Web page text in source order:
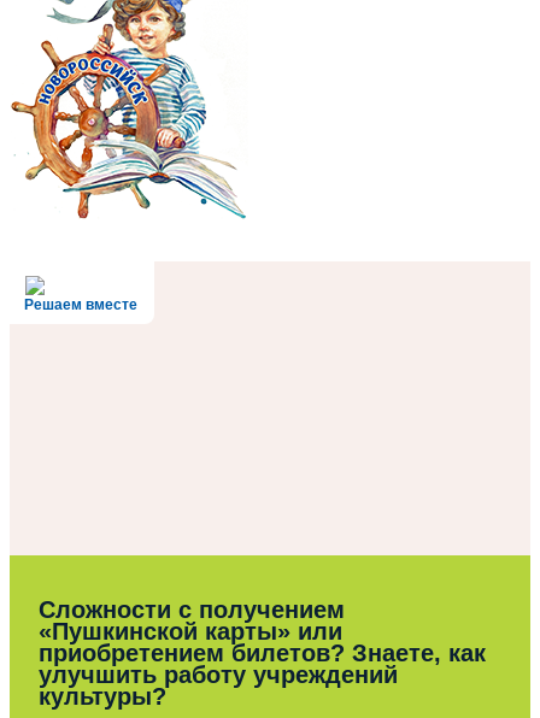
Решаем вместе
Сложности с получением
«Пушкинской карты» или
приобретением билетов? Знаете, как
улучшить работу учреждений
культуры?